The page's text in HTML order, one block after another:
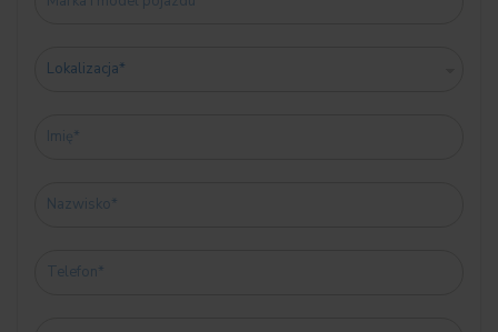
09T2 ZAKR.WYPOSAŻENIA WNĘTRZA M
A060 Akumulator AGM 60 Ah